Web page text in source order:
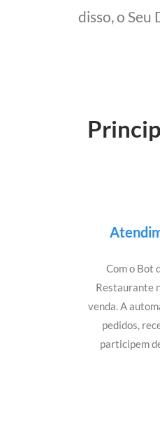
disso, o
Com o Bot
Restaurante
venda. A
pedidos,
participem